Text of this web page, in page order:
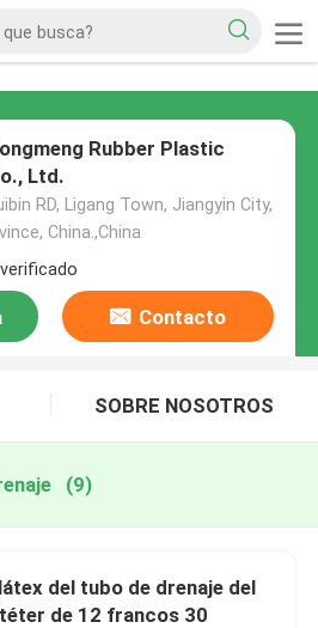
Rubber Plastic
Ltd.
RD, Ligang Town, Jiangyin City,
China.,China
Contacto
SOBRE NOSOTROS
(9)
del tubo de drenaje del
de 12 francos 30